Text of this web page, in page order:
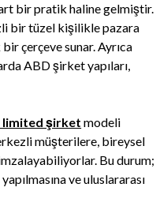
bir pratik haline gelmiştir.
bir tüzel kişilikle pazara
bir çerçeve sunar. Ayrıca
ABD şirket yapıları,
limited şirket modeli
müşterilere, bireysel
Bu durum;
ve uluslararası